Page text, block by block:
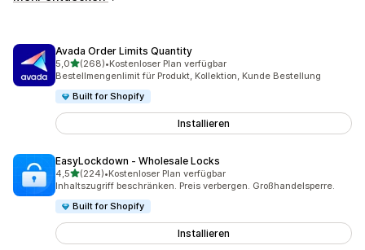
Avada Order Limits Quantity
5,0von 5 Sternen
(268)
268 Rezensionen insgesamt
•Kostenloser Plan verfügbar
Bestellmengenlimit für Produkt, Kollektion, Kunde Bestellung
Built for Shopify
Installieren
EasyLockdown ‑ Wholesale Locks
4,5von 5 Sternen
(224)
224 Rezensionen insgesamt
•Kostenloser Plan verfügbar
Inhaltszugriff beschränken. Preis verbergen. Großhandelsperre.
Built for Shopify
Installieren